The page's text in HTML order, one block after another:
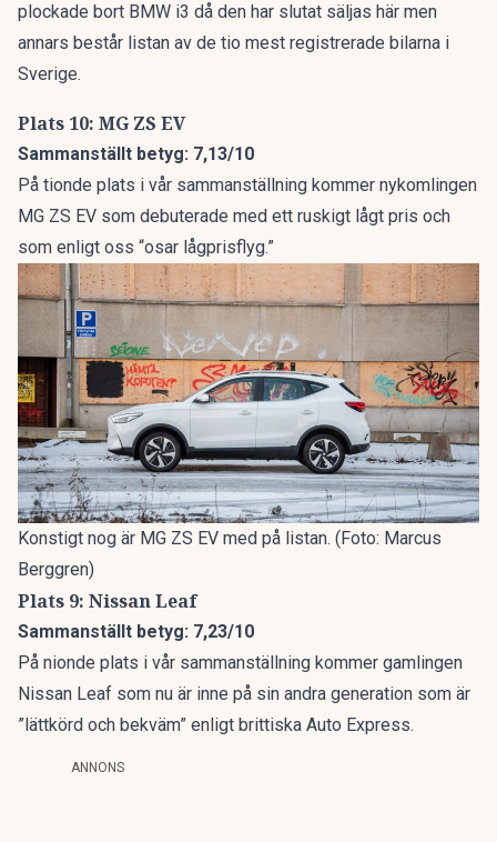
plockade bort BMW i3 då den har slutat säljas här men
annars består listan av de tio mest registrerade bilarna i
Sverige.
Plats 10: MG ZS EV
Sammanställt betyg: 7,13/10
På tionde plats i vår sammanställning kommer nykomlingen
MG ZS EV som debuterade med ett ruskigt lågt pris och
som enligt oss “osar lågprisflyg.”
Konstigt nog är MG ZS EV med på listan. (Foto: Marcus
Berggren)
Plats 9: Nissan Leaf
Sammanställt betyg: 7,23/10
På nionde plats i vår sammanställning kommer gamlingen
Nissan Leaf som nu är inne på sin andra generation som är
”lättkörd och bekväm” enligt brittiska Auto Express.
ANNONS